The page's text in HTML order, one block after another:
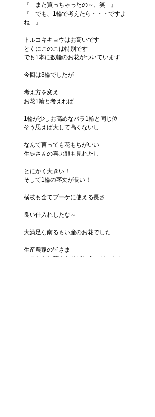
『　また買っちゃったの～、笑　』
『　でも、1輪で考えたら・・・ですよ
ね　』
トルコキキョウはお高いです
とくにこのこは特別です
でも1本に数輪のお花がついています
今回は3輪でしたが
考え方を変え
お花1輪と考えれば
1輪が少しお高めなバラ1輪と同じ位
そう思えば大して高くないし
なんて言っても花もちがいい
生徒さんの喜ぶ顔も見れたし
とにかく大きい！
そして1輪の茎丈が長い！
横枝も全てブーケに使える長さ
良い仕入れしたな～
大満足な南るもい産のお花でした
生産農家の皆さま
ステキなお花をありがとうございます